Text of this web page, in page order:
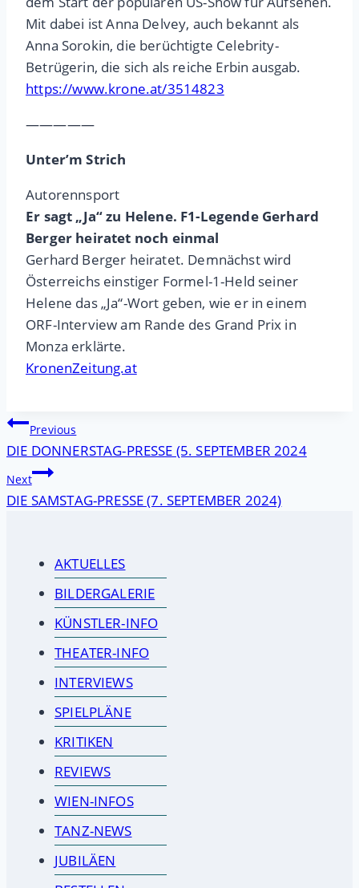
Mit dabei ist Anna Delvey, auch bekannt als
Anna Sorokin, die berüchtigte Celebrity-
Betrügerin, die sich als reiche Erbin ausgab.
https://www.krone.at/3514823
—————
Unter’m Strich
Autorennsport
Er sagt „Ja“ zu Helene. F1-Legende Gerhard
Berger heiratet noch einmal
Gerhard Berger heiratet. Demnächst wird
Österreichs einstiger Formel-1-Held seiner
Helene das „Ja“-Wort geben, wie er in einem
ORF-Interview am Rande des Grand Prix in
Monza erklärte.
KronenZeitung.at
Beitragsnavigation
Previous
DIE DONNERSTAG-PRESSE (5. SEPTEMBER 2024
Next
DIE SAMSTAG-PRESSE (7. SEPTEMBER 2024)
AKTUELLES
BILDERGALERIE
KÜNSTLER-INFO
THEATER-INFO
INTERVIEWS
SPIELPLÄNE
KRITIKEN
REVIEWS
WIEN-INFOS
TANZ-NEWS
JUBILÄEN